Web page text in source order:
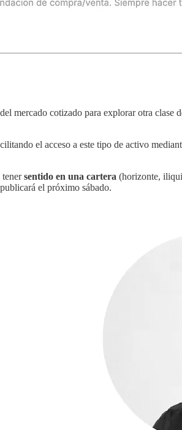
mercado cotizado para explorar otra clase
el acceso a este tipo de activo
tenersentido en una cartera (horizonte,
el próximo sábado.